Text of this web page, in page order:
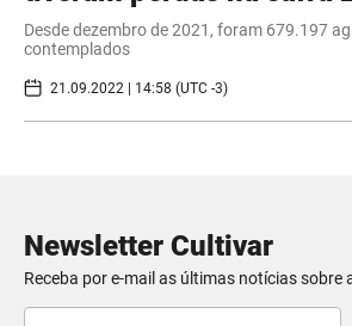
Desde dezembro de 2021, foram 679.197
contemplados
21.09.2022 | 14:58 (UTC -3)
Newsletter Cultivar
Receba por e-mail as últimas notícias sobre